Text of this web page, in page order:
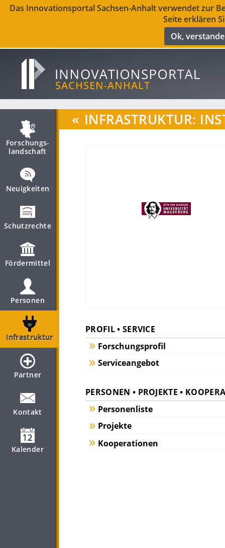
Das Innovationsportal Sachsen-Anhalt verwendet zur
Seite erklären
Ok,
Forschungs­
landschaft
Neuigkeiten
Schutzrechte
Fördermittel
Personen
Infrastruktur
Partner
Kontakt
Kalender
« INFRASTRUKTUR:
PROFIL • SERVICE
Forschungsprofil
Serviceangebot
PERSONEN • PROJEKTE •
Personenliste
Projekte
Kooperationen